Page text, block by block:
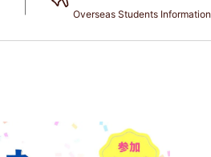
Overseas Students Information